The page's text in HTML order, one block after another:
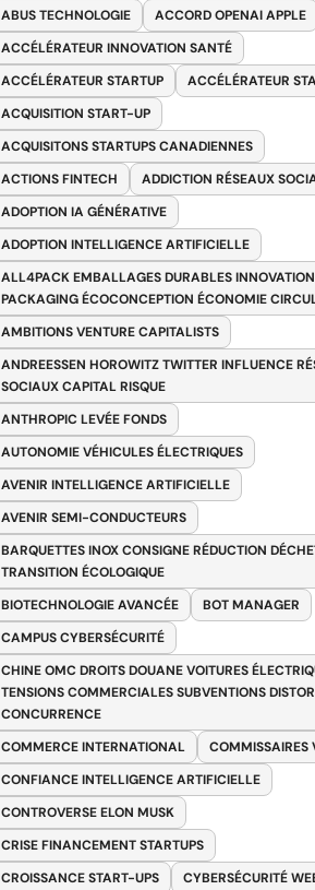
ABUS TECHNOLOGIE
ACCORD OPENAI APPLE
ACCÉLÉRATEUR INNOVATION SANTÉ
ACCÉLÉRATEUR STARTUP
ACCÉLÉRATEUR
ACQUISITION START-UP
ACQUISITONS STARTUPS CANADIENNES
ACTIONS FINTECH
ADDICTION RÉSEAUX
ADOPTION IA GÉNÉRATIVE
ADOPTION INTELLIGENCE ARTIFICIELLE
ALL4PACK EMBALLAGES DURABLES
PACKAGING ÉCOCONCEPTION ÉCONOMIE
AMBITIONS VENTURE CAPITALISTS
ANDREESSEN HOROWITZ TWITTER INFLUENCE
SOCIAUX CAPITAL RISQUE
ANTHROPIC LEVÉE FONDS
AUTONOMIE VÉHICULES ÉLECTRIQUES
AVENIR INTELLIGENCE ARTIFICIELLE
AVENIR SEMI-CONDUCTEURS
BARQUETTES INOX CONSIGNE RÉDUCTION
TRANSITION ÉCOLOGIQUE
BIOTECHNOLOGIE AVANCÉE
BOT MANAGER
CAMPUS CYBERSÉCURITÉ
CHINE OMC DROITS DOUANE VOITURES
TENSIONS COMMERCIALES SUBVENTIONS
CONCURRENCE
COMMERCE INTERNATIONAL
COMMISSAIRES
CONFIANCE INTELLIGENCE ARTIFICIELLE
CONTROVERSE ELON MUSK
CRISE FINANCEMENT STARTUPS
CROISSANCE START-UPS
CYBERSÉCURITÉ